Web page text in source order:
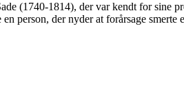
(1740-1814), der var kendt for sine
der nyder at forårsage smerte